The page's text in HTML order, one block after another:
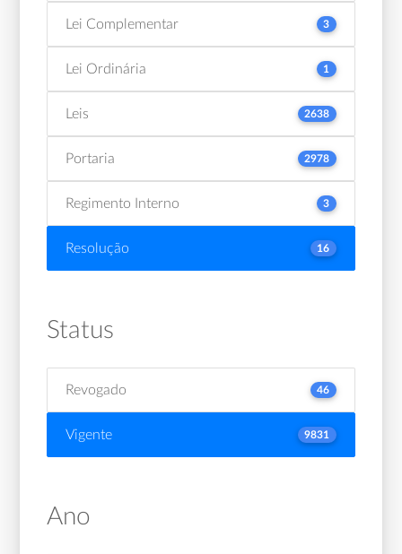
Lei Complementar 3
Lei Ordinária 1
Leis 2638
Portaria 2978
Regimento Interno 3
Resolução 16
Status
Revogado 46
Vigente 9831
Ano